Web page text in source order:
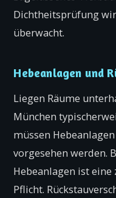
Dichtheits­prüfung
überwacht.
Hebeanlagen und
Liegen Räume
München
müssen
vorgesehen werden.
Hebeanlagen ist
Pflicht.